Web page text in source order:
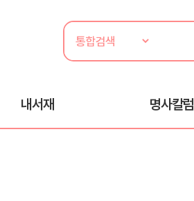
내서재 명사칼럼